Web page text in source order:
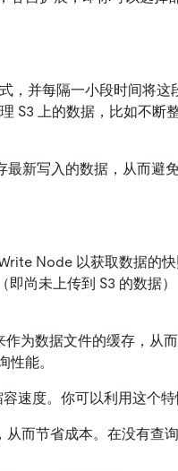
，并每隔一小段时间将这
S3 上的数据，比如不断
新写入的数据，从而避
Node 以获取数据的
尚未上传到 S3 的数据）
为数据文件的缓存，从
能。
速度。你可以利用这个特
而节省成本。在没有查